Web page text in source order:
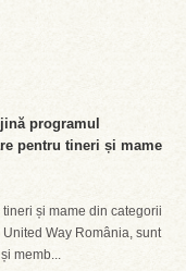
programul
pentru tineri și mame
și mame din categorii
Way România, sunt
memb...